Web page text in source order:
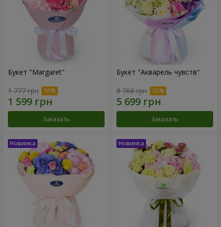
Букет "Margaret"
1 777 грн
Заказать
Букет "Акварель чувств"
8 768 грн
Заказать